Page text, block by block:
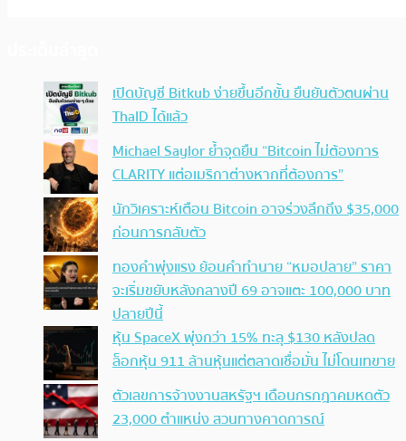
เปิดบัญชี Bitkub ง่ายขึ้นอีกขั้น ยืนยันตัวตนผ่าน
ThaID ได้แล้ว
Michael Saylor ย้ำจุดยืน “Bitcoin ไม่ต้องการ
CLARITY แต่อเมริกาต่างหากที่ต้องการ”
นักวิเคราะห์เตือน Bitcoin อาจร่วงลึกถึง $35,000
ก่อนการกลับตัว
ทองคำพุ่งแรง ย้อนคำทำนาย “หมอปลาย” ราคา
จะเริ่มขยับหลังกลางปี 69 อาจแตะ 100,000 บาท
ปลายปีนี้
หุ้น SpaceX พุ่งกว่า 15% ทะลุ $130 หลังปลด
ล็อกหุ้น 911 ล้านหุ้นแต่ตลาดเชื่อมั่น ไม่โดนเทขาย
ตัวเลขการจ้างงานสหรัฐฯ เดือนกรกฎาคมหดตัว
23,000 ตำแหน่ง สวนทางคาดการณ์